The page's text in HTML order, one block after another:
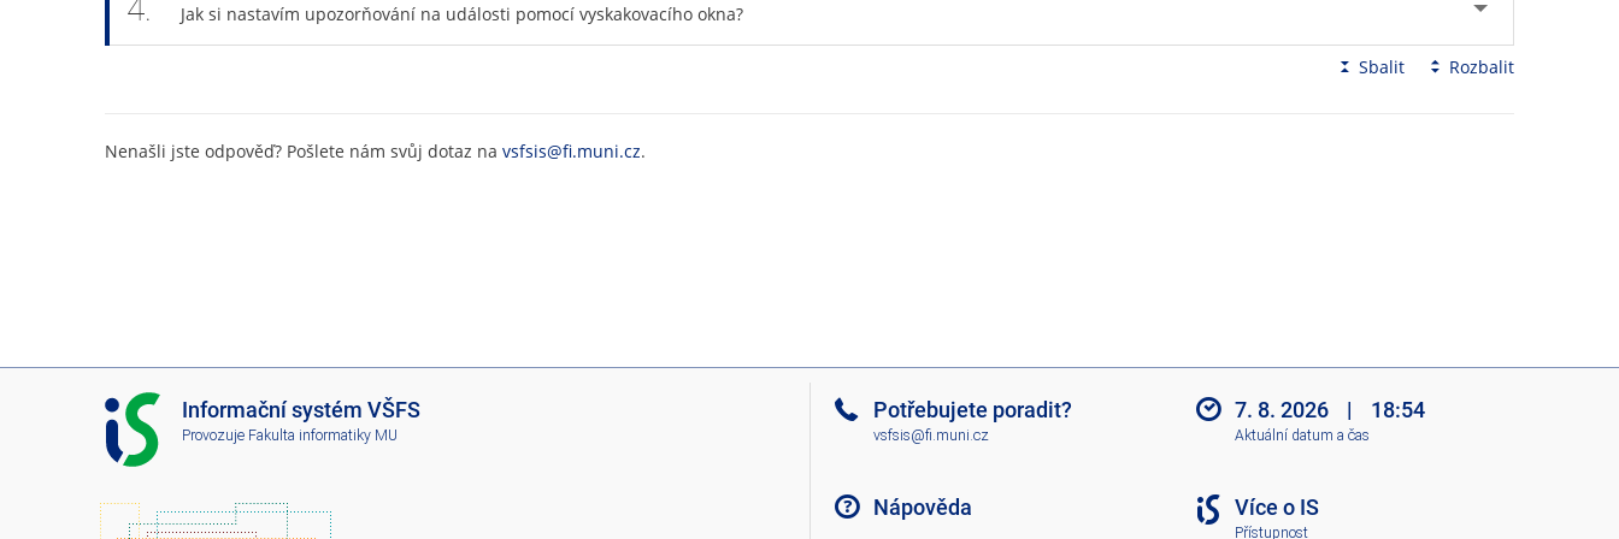
4. Jak si nastavím upozorňování na události pomocí vyskakovacího okna?
Sbalit Rozbalit
Nenašli jste odpověď? Pošlete nám svůj dotaz na vsfsis@fi.muni.cz.
I
S
V
F
Informační systém VŠFS
Provozuje Fakulta informatiky MU
Potřebujete poradit?
vsfsis@fi.muni.cz
Nápověda
7. 8. 2026 | 18:54
Aktuální datum a čas
Více o IS
Přístupnost